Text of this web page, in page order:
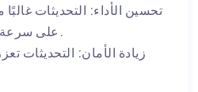
تحسين الأداء: التحديثات
على سرعة واستجابة التطبيق.
زيادة الأمان: التحديثات